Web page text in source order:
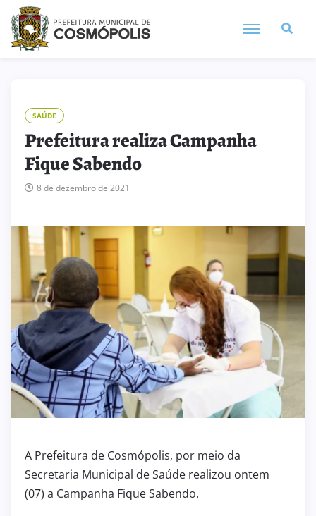
SAÚDE
Prefeitura realiza Campanha
Fique Sabendo
8 de dezembro de 2021
A Prefeitura de Cosmópolis, por meio da
Secretaria Municipal de Saúde realizou ontem
(07) a Campanha Fique Sabendo.